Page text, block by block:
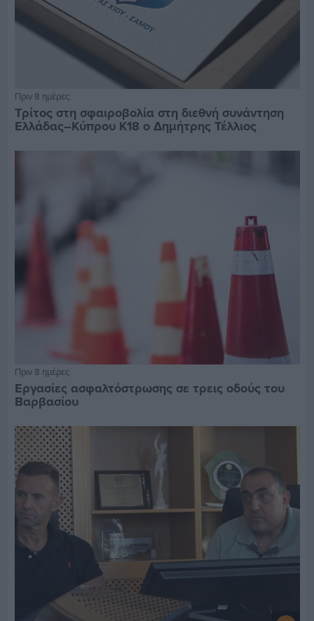
Πριν 8 ημέρες
Τρίτος στη σφαιροβολία στη διεθνή συνάντηση
Ελλάδας–Κύπρου Κ18 ο Δημήτρης Τέλλιος
Πριν 8 ημέρες
Εργασίες ασφαλτόστρωσης σε τρεις οδούς του
Βαρβασίου